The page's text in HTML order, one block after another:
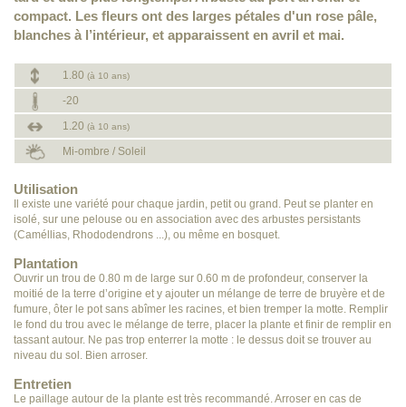
compact. Les fleurs ont des larges pétales d'un rose pâle,
blanches à l’intérieur, et apparaissent en avril et mai.
1.80 (à 10 ans)
-20
1.20 (à 10 ans)
Mi-ombre / Soleil
Utilisation
Il existe une variété pour chaque jardin, petit ou grand. Peut se planter en
isolé, sur une pelouse ou en association avec des arbustes persistants
(Caméllias, Rhododendrons ...), ou même en bosquet.
Plantation
Ouvrir un trou de 0.80 m de large sur 0.60 m de profondeur, conserver la
moitié de la terre d’origine et y ajouter un mélange de terre de bruyère et de
fumure, ôter le pot sans abîmer les racines, et bien tremper la motte. Remplir
le fond du trou avec le mélange de terre, placer la plante et finir de remplir en
tassant autour. Ne pas trop enterrer la motte : le dessus doit se trouver au
niveau du sol. Bien arroser.
Entretien
Le paillage autour de la plante est très recommandé. Arroser en cas de